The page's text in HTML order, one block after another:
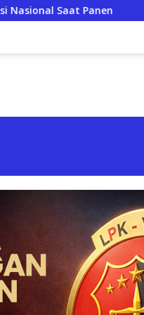
JERIT PILU DARI LAHAN